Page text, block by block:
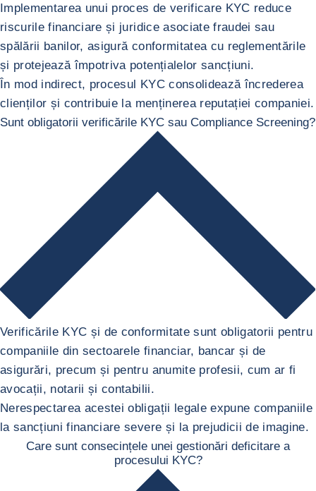
Implementarea unui proces de verificare KYC reduce
riscurile financiare și juridice asociate fraudei sau
spălării banilor, asigură conformitatea cu reglementările
și protejează împotriva potențialelor sancțiuni.
În mod indirect, procesul KYC consolidează încrederea
clienților și contribuie la menținerea reputației companiei.
Sunt obligatorii verificările KYC sau Compliance Screening?
Verificările KYC și de conformitate sunt obligatorii pentru
companiile din sectoarele financiar, bancar și de
asigurări, precum și pentru anumite profesii, cum ar fi
avocații, notarii și contabilii.
Nerespectarea acestei obligații legale expune companiile
la sancțiuni financiare severe și la prejudicii de imagine.
Care sunt consecințele unei gestionări deficitare a
procesului KYC?